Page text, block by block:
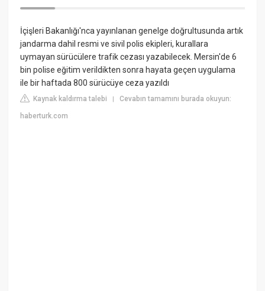
İçişleri Bakanlığı'nca yayınlanan genelge doğrultusunda artık
jandarma dahil resmi ve sivil polis ekipleri, kurallara
uymayan sürücülere trafik cezası yazabilecek. Mersin'de 6
bin polise eğitim verildikten sonra hayata geçen uygulama
ile bir haftada 800 sürücüye ceza yazıldı
Kaynak kaldırma talebi |Cevabın tamamını burada okuyun:
haberturk.com